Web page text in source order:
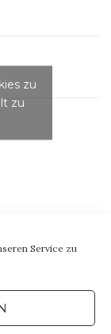
Service zu
zu
zu